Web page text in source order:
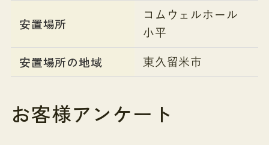
安置場所
コムウェルホール
小平
安置場所の地域 東久留米市
お客様アンケート